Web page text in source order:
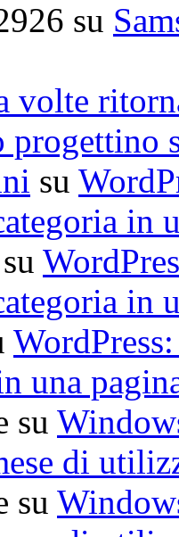
su
volte
su
in
su
in
una
su
di
su